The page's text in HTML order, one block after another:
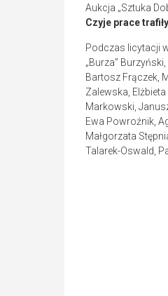
Aukcja „Sztuka
Czyje prace trafiły
Podczas licytacji
„Burza”
Bartosz Frączek,
Zalewska,
Markowski,
Ewa Powroźnik,
Małgorzata
Talarek-Oswald,